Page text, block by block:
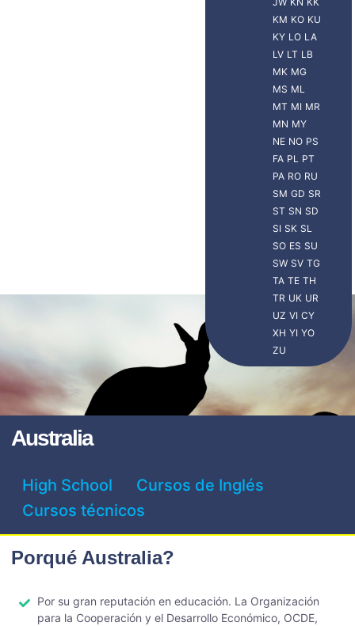
KM KO KU
KY LO LA
LV LT LB
MK MG
MS ML
MT MI MR
MN MY
NE NO PS
FA PL PT
PA RO RU
SM GD SR
ST SN SD
SI SK SL
SO ES SU
SW SV TG
TA TE TH
TR UK UR
UZ VI CY
XH YI YO
ZU
Australia
High School
Cursos de Inglés
Cursos técnicos
Porqué Australia?
Por su gran reputación en educación. La Organización
para la Cooperación y el Desarrollo Económico, OCDE,